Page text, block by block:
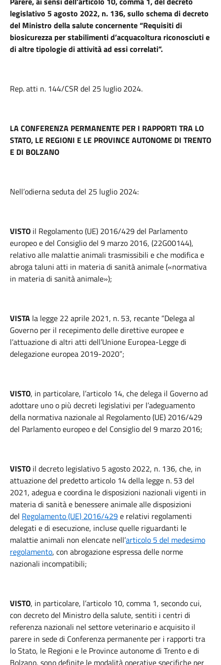
legislativo 5 agosto 2022, n. 136,sullo schema di decreto
del Ministro della salute concernente “Requisiti di
biosicurezza per stabilimenti d’acquacoltura riconosciuti e
di altre tipologie di attività ad essi correlati”.
Rep. atti n. 144/CSR del 25 luglio 2024.
LA CONFERENZA PERMANENTE PER I RAPPORTI TRA LO
STATO, LE REGIONI E LE PROVINCE AUTONOME DI TRENTO
E DI BOLZANO
Nell’odierna seduta del 25 luglio 2024:
VISTO il Regolamento (UE) 2016/429 del Parlamento
europeo e del Consiglio del 9 marzo 2016, (22G00144),
relativo alle malattie animali trasmissibili e che modifica e
abroga taluni atti in materia di sanità animale («normativa
in materia di sanità animale»);
VISTA la legge 22 aprile 2021, n. 53, recante “Delega al
Governo per il recepimento delle direttive europee e
l’attuazione di altri atti dell’Unione Europea-Legge di
delegazione europea 2019-2020”;
VISTO, in particolare, l’articolo 14, che delega il Governo ad
adottare uno o più decreti legislativi per l’adeguamento
della normativa nazionale al Regolamento (UE) 2016/429
del Parlamento europeo e del Consiglio del 9 marzo 2016;
VISTO il decreto legislativo 5 agosto 2022, n. 136, che, in
attuazione del predetto articolo 14 della legge n. 53 del
2021, adegua e coordina le disposizioni nazionali vigenti in
materia di sanità e benessere animale alle disposizioni
del Regolamento (UE) 2016/429e relativi regolamenti
delegati e di esecuzione, incluse quelle riguardanti le
malattie animali non elencate nell’articolo 5 del medesimo
regolamento, con abrogazione espressa delle norme
nazionali incompatibili;
VISTO, in particolare, l’articolo 10, comma 1, secondo cui,
con decreto del Ministro della salute, sentiti i centri di
referenza nazionali nel settore veterinario e acquisito il
parere in sede di Conferenza permanente per i rapporti tra
lo Stato, le Regioni e le Province autonome di Trento e di
Bolzano, sono definite le modalità operative specifiche per